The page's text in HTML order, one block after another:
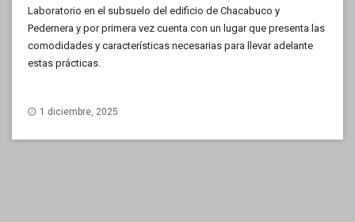
Laboratorio en el subsuelo del edificio de Chacabuco y
Pedernera y por primera vez cuenta con un lugar que presenta las
comodidades y características necesarias para llevar adelante
estas prácticas.
1 diciembre, 2025